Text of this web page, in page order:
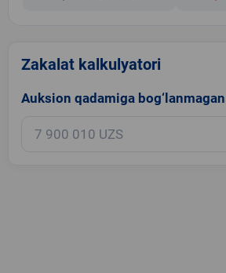
Zakalat kalkulyatori
Auksion qadamiga